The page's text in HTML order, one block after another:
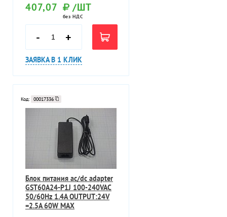
407,07 /ШТ
без НДС
- +
ЗАЯВКА В 1 КЛИК
Код: 00017336
Блок питания ac/dc adapter
GST60A24-P1J 100-240VAC
50/60Hz 1.4A OUTPUT:24V
=2.5A 60W MAX